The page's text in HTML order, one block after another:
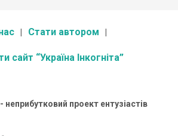
Стати автором
сайт “Україна Інкогніта”
- неприбутковий проект ентузіастів